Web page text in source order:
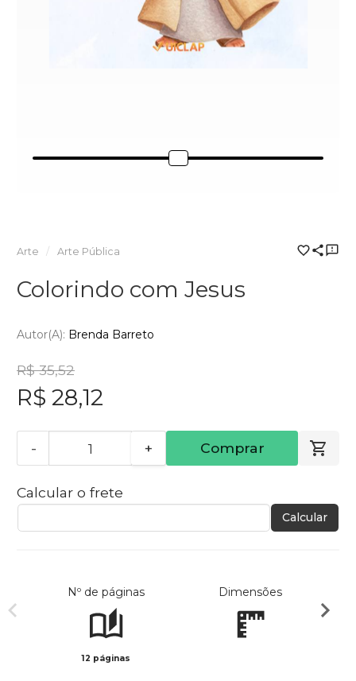
Arte Arte Pública
Colorindo com Jesus
Autor(a): Brenda Barreto
R$ 35,52
R$ 28,12
- + Comprar
Calcular o frete
Calcular
Nº de páginas
12 páginas
Dimensões